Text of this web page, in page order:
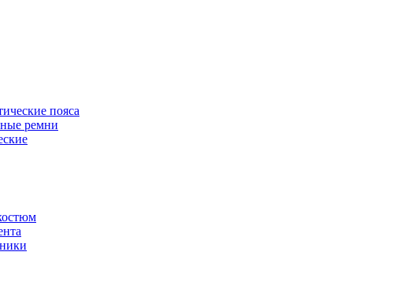
пояса
ремни